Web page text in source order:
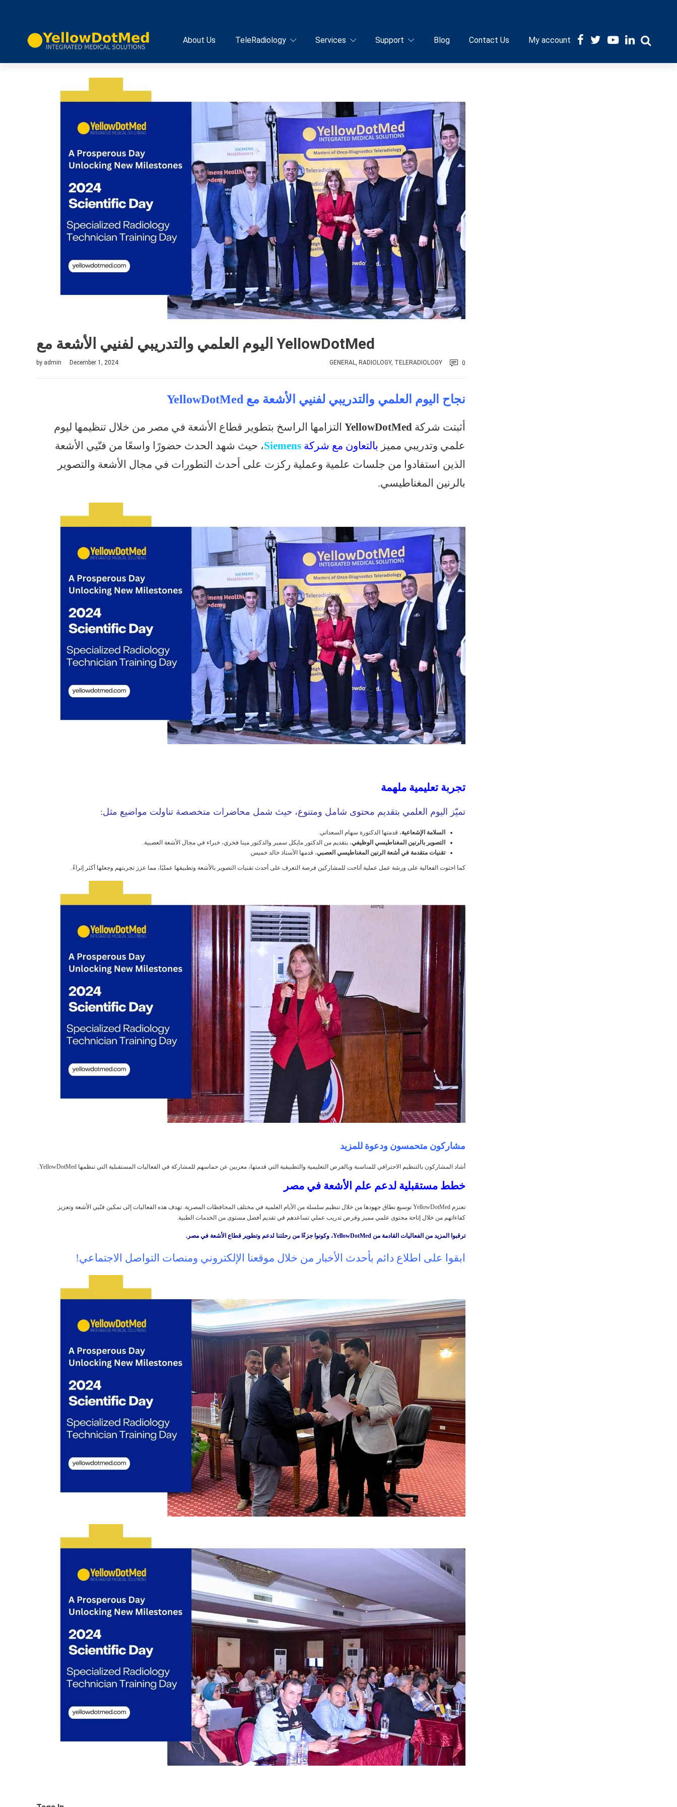
About Us TeleRadiology Services Support Blog Contact Us My account
اليوم العلمي والتدريبي لفنيي الأشعة مع YellowDotMed
by admin December 1, 2024 GENERAL, RADIOLOGY, TELERADIOLOGY 0
نجاح اليوم العلمي والتدريبي لفنيي الأشعة مع YellowDotMed
أثبتت شركة YellowDotMed التزامها الراسخ بتطوير قطاع الأشعة في مصر من خلال تنظيمها ليوم
علمي وتدريبي مميز بالتعاون مع شركة Siemens، حيث شهد الحدث حضورًا واسعًا من فنّيي الأشعة
الذين استفادوا من جلسات علمية وعملية ركزت على أحدث التطورات في مجال الأشعة والتصوير
بالرنين المغناطيسي.
تجربة تعليمية ملهمة
تميّز اليوم العلمي بتقديم محتوى شامل ومتنوع، حيث شمل محاضرات متخصصة تناولت مواضيع مثل:
السلامة الإشعاعية، قدمتها الدكتورة سهام السعداني.
التصوير بالرنين المغناطيسي الوظيفي، بتقديم من الدكتور مايكل سمير والدكتور مينا فخري، خبراء في مجال الأشعة العصبية.
تقنيات متقدمة في أشعة الرنين المغناطيسي العصبي، قدمها الأستاذ خالد خميس.
كما احتوت الفعالية على ورشة عمل عملية أتاحت للمشاركين فرصة التعرف على أحدث تقنيات التصوير بالأشعة وتطبيقها عمليًا، مما عزز تجربتهم وجعلها أكثر إثراءً.
مشاركون متحمسون ودعوة للمزيد
أشاد المشاركون بالتنظيم الاحترافي للمناسبة وبالفرص التعليمية والتطبيقية التي قدمتها، معربين عن حماسهم للمشاركة في الفعاليات المستقبلية التي تنظمها YellowDotMed.
خطط مستقبلية لدعم علم الأشعة في مصر
تعتزم YellowDotMed توسيع نطاق جهودها من خلال تنظيم سلسلة من الأيام العلمية في مختلف المحافظات المصرية. تهدف هذه الفعاليات إلى تمكين فنّيي الأشعة وتعزيز
كفاءاتهم من خلال إتاحة محتوى علمي مميز وفرص تدريب عملي تساعدهم في تقديم أفضل مستوى من الخدمات الطبية.
ترقبوا المزيد من الفعاليات القادمة من YellowDotMed، وكونوا جزءًا من رحلتنا لدعم وتطوير قطاع الأشعة في مصر.
ابقوا على اطلاع دائم بأحدث الأخبار من خلال موقعنا الإلكتروني ومنصات التواصل الاجتماعي!